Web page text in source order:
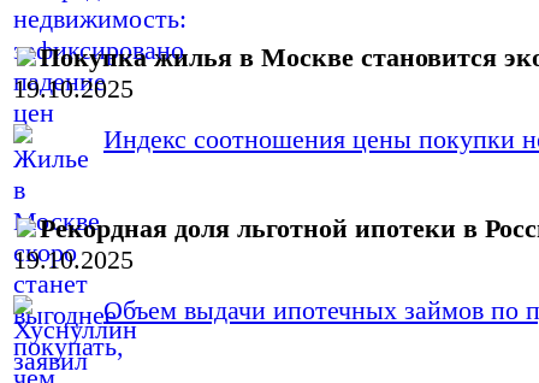
Покупка жилья в Москве становится
19.10.2025
Индекс соотношения цены покупки
Рекордная доля льготной ипотеки в
19.10.2025
Объем выдачи ипотечных займов по